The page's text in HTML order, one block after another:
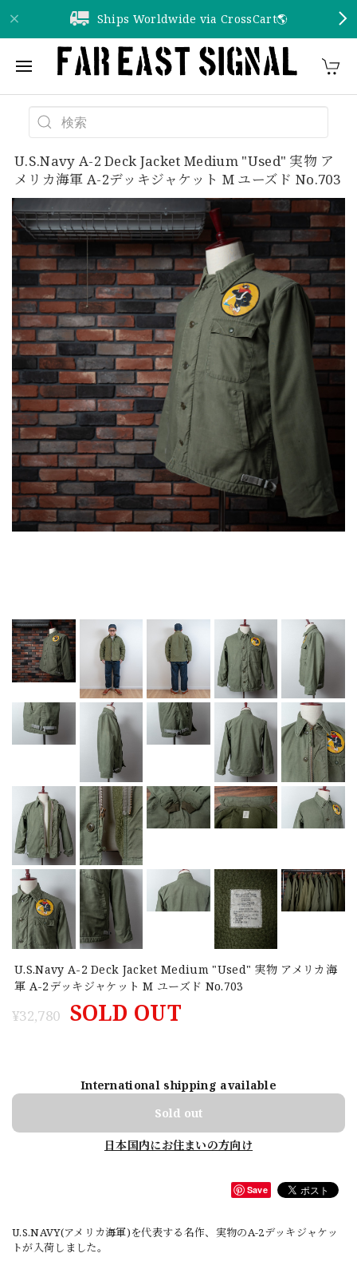
Ships Worldwide via CrossCart🌎️
U.S.Navy A-2 Deck Jacket Medium "Used" 実物 ア
メリカ海軍 A-2デッキジャケット M ユーズド No.703
U.S.Navy A-2 Deck Jacket Medium "Used" 実物 アメリカ海
軍 A-2デッキジャケット M ユーズド No.703
¥32,780 SOLD OUT
International shipping available
Sold out
日本国内にお住まいの方向け
Save
U.S.NAVY(アメリカ海軍)を代表する名作、実物のA-2デッキジャケッ
トが入荷しました。